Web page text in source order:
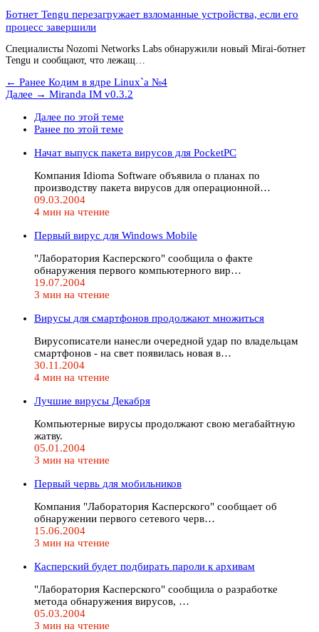
Ботнет Tengu перезагружает взломанные устройства, если его
процесс завершили
Специалисты Nozomi Networks Labs обнаружили новый Mirai-ботнет
Tengu и сообщают, что лежащ…
← Ранее Кодим в ядре Linux`а №4
Далее → Miranda IM v0.3.2
Далее по этой теме
Ранее по этой теме
Начат выпуск пакета вирусов для PocketPC
Компания Idioma Software объявила о планах по
производству пакета вирусов для операционной…
09.03.2004
4 мин на чтение
Первый вирус для Windows Mobile
"Лаборатория Касперского" сообщила о факте
обнаружения первого компьютерного вир…
19.07.2004
3 мин на чтение
Вирусы для смартфонов продолжают множиться
Вирусописатели нанесли очередной удар по владельцам
смартфонов - на свет появилась новая в…
30.11.2004
4 мин на чтение
Лучшие вирусы Декабря
Компьютерные вирусы продолжают свою мегабайтную
жатву.
05.01.2004
3 мин на чтение
Первый червь для мобильников
Компания "Лаборатория Касперского" сообщает об
обнаружении первого сетевого черв…
15.06.2004
3 мин на чтение
Касперский будет подбирать пароли к архивам
"Лаборатория Касперского" сообщила о разработке
метода обнаружения вирусов, …
05.03.2004
3 мин на чтение